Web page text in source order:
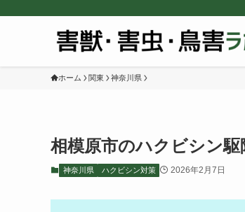
ホーム 関東 神奈川県
相模原市のハクビシン
神奈川県 ハクビシン対策 2026年2月7日